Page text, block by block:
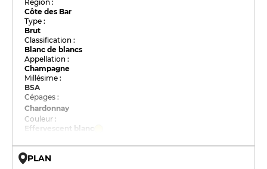
Region :
Côte des Bar
Type :
Brut
Classification :
Blanc de blancs
Appellation :
Champagne
Millésime :
BSA
Cépages :
Chardonnay
Couleur :
Effervescent blanc
PLAN